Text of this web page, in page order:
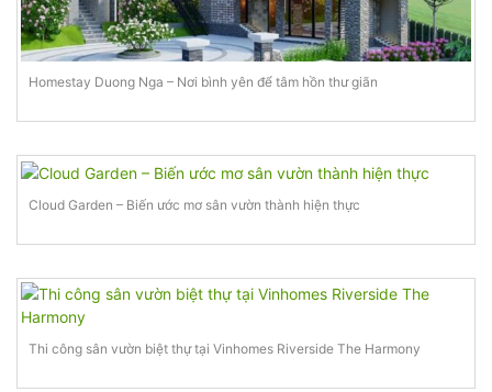
Homestay Duong Nga – Nơi bình yên để tâm hồn thư giãn
Cloud Garden – Biến ước mơ sân vườn thành hiện thực
Thi công sân vườn biệt thự tại Vinhomes Riverside The Harmony